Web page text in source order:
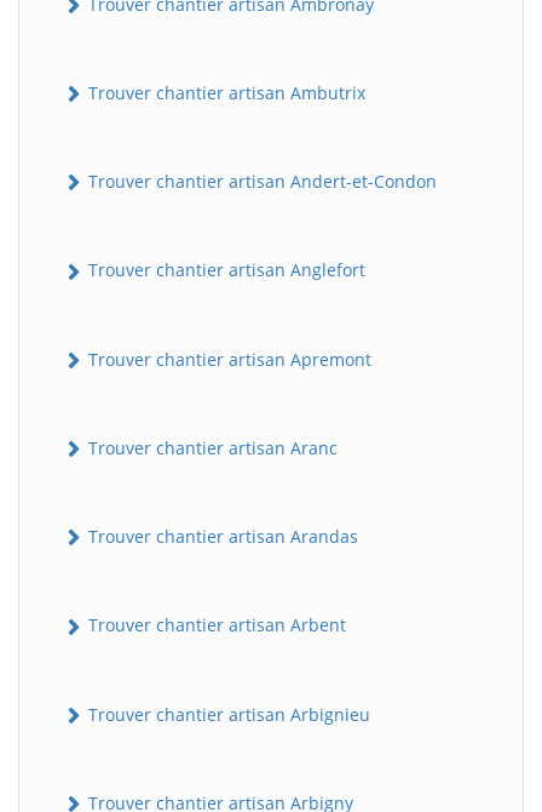
Trouver chantier artisan Ambutrix
Trouver chantier artisan Andert-et-Condon
Trouver chantier artisan Anglefort
Trouver chantier artisan Apremont
Trouver chantier artisan Aranc
Trouver chantier artisan Arandas
Trouver chantier artisan Arbent
Trouver chantier artisan Arbignieu
Trouver chantier artisan Arbigny